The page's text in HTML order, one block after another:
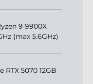
9 9900X
(max 5.6GHz)
RTX 5070 12GB